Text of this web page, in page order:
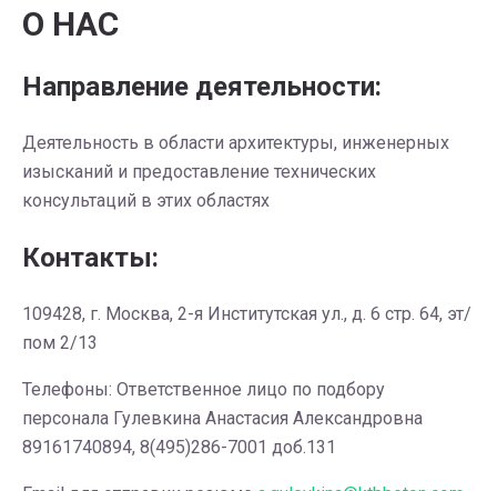
О НАС
Направление деятельности:
Деятельность в области архитектуры, инженерных
изысканий и предоставление технических
консультаций в этих областях
Контакты:
109428, г. Москва, 2-я Институтская ул., д. 6 стр. 64, эт/
пом 2/13
Телефоны: Ответственное лицо по подбору
персонала Гулевкина Анастасия Александровна
89161740894, 8(495)286-7001 доб.131